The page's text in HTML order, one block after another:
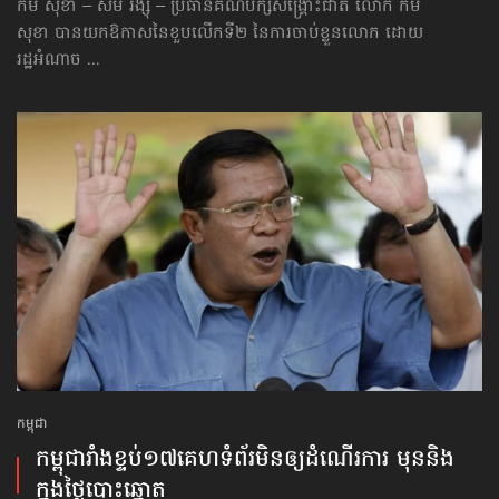
កឹម សុខា – សម រង្ស៊ី – ប្រធានគណបក្សសង្គ្រោះជាតិ លោក កឹម
សុខា បានយកឱកាសនៃខួបលើកទី២ នៃការចាប់ខ្លួនលោក ដោយ
រដ្ឋអំណាច ...
កម្ពុជា
កម្ពុជារាំង​ខ្ទប់​១៧គេហទំព័រ​មិន​ឲ្យ​ដំណើរការ​ មុន​និង​
ក្នុង​​ថ្ងៃ​បោះឆ្នោត